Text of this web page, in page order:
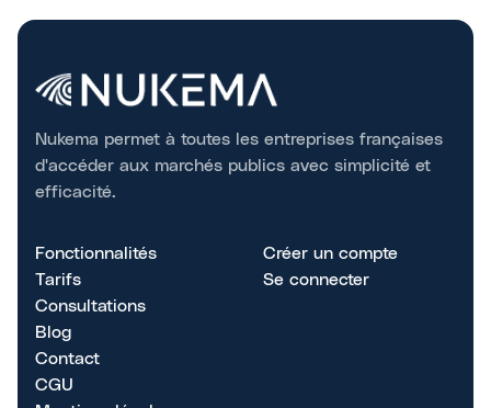
Nukema permet à toutes les entreprises françaises
d'accéder aux marchés publics avec simplicité et
efficacité.
Fonctionnalités
Tarifs
Consultations
Blog
Contact
CGU
Créer un compte
Se connecter